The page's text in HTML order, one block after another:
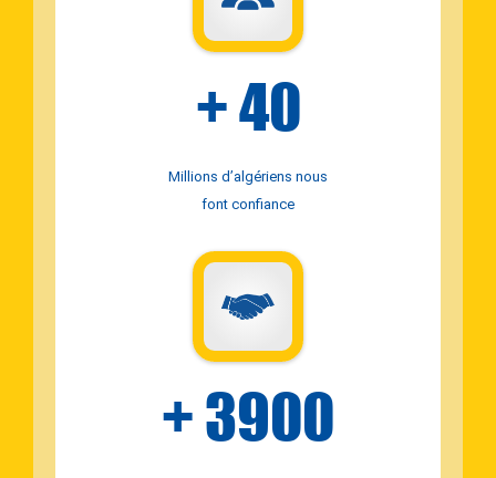
+40
Millions d’algériens nous
font confiance
+3900